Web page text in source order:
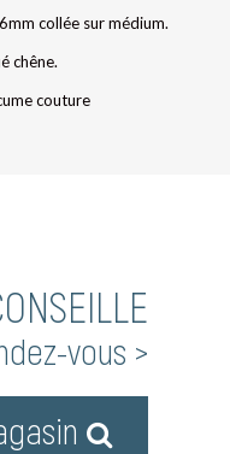
collée sur médium.
chêne.
couture
vous >